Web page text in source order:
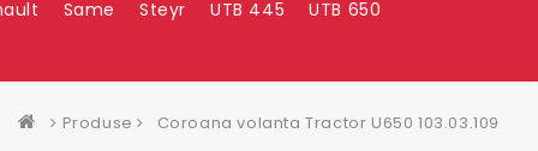
Same Steyr UTB 445
UTB 650
Produse Coroana volanta Tractor U650 103.03.109